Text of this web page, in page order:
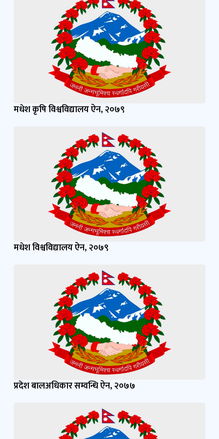
मधेश कृषि विश्वविद्यालय ऐन, २०७९
मधेश विश्वविद्यालय ऐन, २०७९
प्रदेश बालअधिकार सम्वन्धि ऐन, २०७७